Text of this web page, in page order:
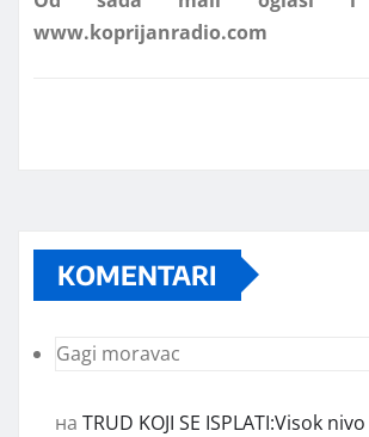
KOMENTARI
Gagi moravac
на TRUD KOJI SE ISPLATI:Visok